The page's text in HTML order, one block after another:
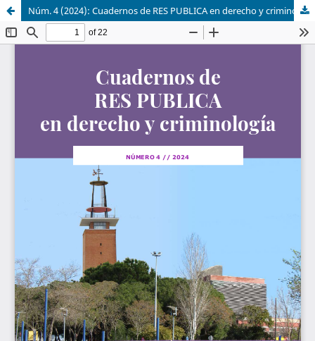
Núm. 4 (2024): Cuadernos de RES PUBLICA en derecho y criminología